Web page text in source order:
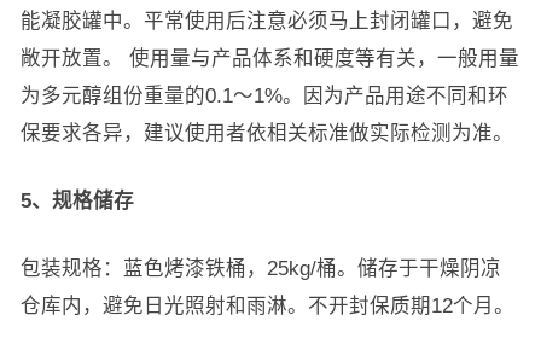
能凝胶罐中。平常使用后注意必须马上封闭罐口，避免
敞开放置。 使用量与产品体系和硬度等有关，一般用量
为多元醇组份重量的0.1～1%。因为产品用途不同和环
保要求各异，建议使用者依相关标准做实际检测为准。
5、规格储存
包装规格：蓝色烤漆铁桶，25kg/桶。储存于干燥阴凉
仓库内，避免日光照射和雨淋。不开封保质期12个月。